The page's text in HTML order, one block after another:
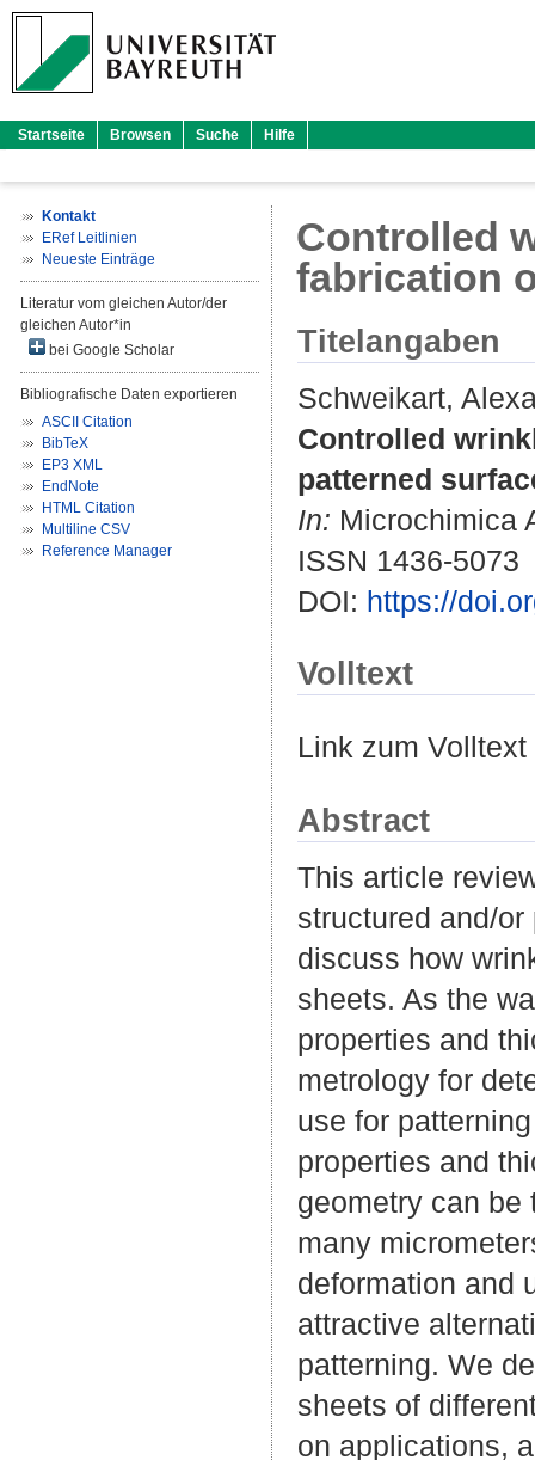
Startseite Browsen Suche Hilfe
Kontakt
ERef Leitlinien
Neueste Einträge
Literatur vom gleichen Autor/der
gleichen Autor*in
bei Google Scholar
Bibliografische Daten exportieren
ASCII Citation
BibTeX
EP3 XML
EndNote
HTML Citation
Multiline CSV
Reference Manager
Controlled
fabrication
Titelangaben
Schweikart,
Controlled
patterned
In: Microchimica
ISSN 1436-5073
DOI: https://
Volltext
Link zum
Abstract
This article
structured and/
discuss how
sheets. As the
properties and
metrology for
use for
properties and
geometry can be
many
deformation and
attractive
patterning. We
sheets of
on applications,